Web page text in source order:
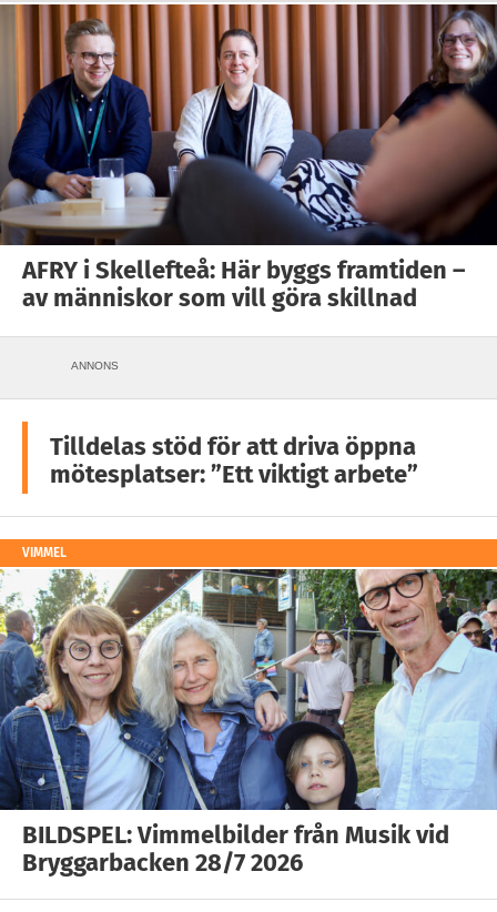
AFRY i Skellefteå: Här byggs framtiden –
av människor som vill göra skillnad
ANNONS
Tilldelas stöd för att driva öppna
mötesplatser: ”Ett viktigt arbete”
VIMMEL
BILDSPEL: Vimmelbilder från Musik vid
Bryggarbacken 28/7 2026